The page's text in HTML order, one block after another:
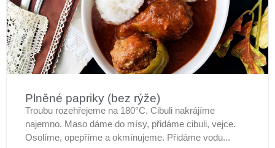
Plněné papriky (bez rýže)
Troubu rozehřejeme na 180°C. Cibuli nakrájíme
najemno. Maso dáme do mísy, přidáme cibuli, vejce.
Osolíme, opepříme a okmínujeme. Přidáme vodu...